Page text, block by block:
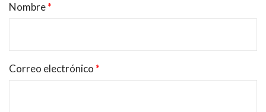
Nombre*
Correo electrónico *